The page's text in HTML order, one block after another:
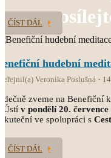
ČÍST DÁL
hudební
Veronika Poslušná
zveme na Benefiční
Ústí v pondělí 20. července
ve spolupráci s
ČÍST DÁL